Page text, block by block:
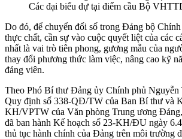
Các đại biểu dự tại điểm cầu Bộ
Do đó, để chuyển đổi số trong Đảng bộ Chính
thực chất, cần sự vào cuộc quyết liệt của các
nhất là vai trò tiên phong, gương mẫu của
thay đổi phương thức làm việc, nâng cao kỹ
đảng viên.
Theo Phó Bí thư Đảng ủy Chính phủ Nguyễn
Quy định số 338-QĐ/TW của Ban Bí thư và
KH/VPTW của Văn phòng Trung ương
đã ban hành Kế hoạch số 23-KH/ĐU ngày
thủ tục hành chính của Đảng trên môi trường